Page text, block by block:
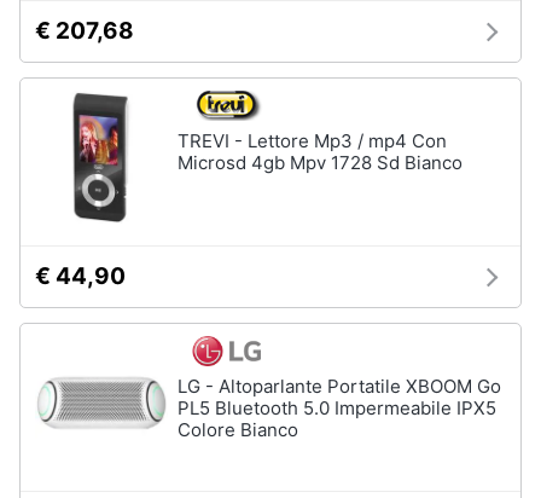
€ 207,68
TREVI - Lettore Mp3 / mp4 Con
Microsd 4gb Mpv 1728 Sd Bianco
€ 44,90
LG - Altoparlante Portatile XBOOM Go
PL5 Bluetooth 5.0 Impermeabile IPX5
Colore Bianco